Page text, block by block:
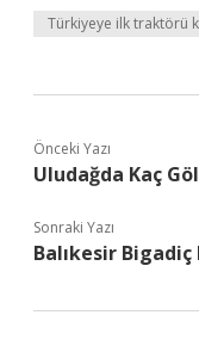
Türkiyeye ilk traktörü
Önceki Yazı
Uludağda Kaç
Sonraki Yazı
Balıkesir